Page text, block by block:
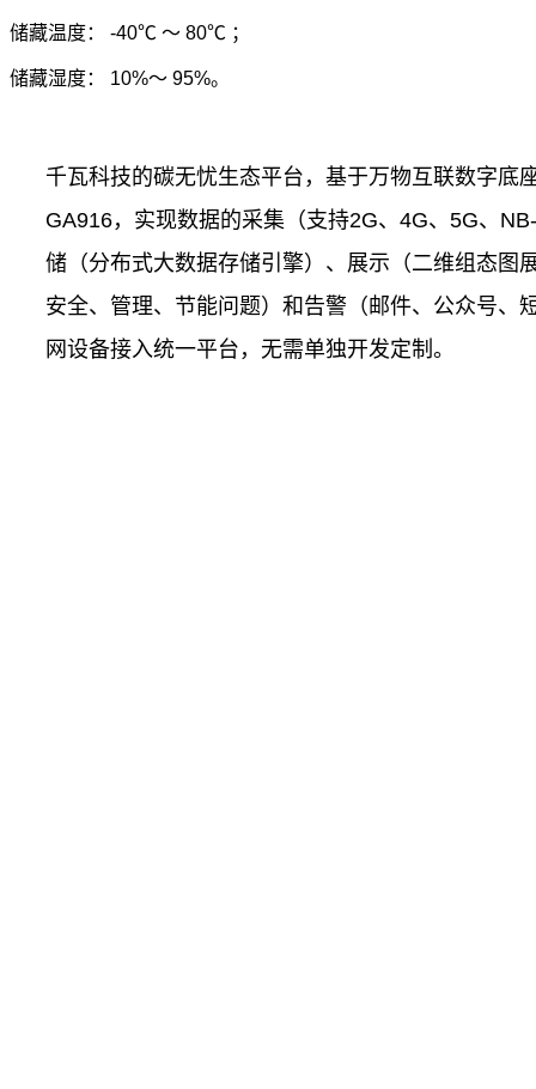
储藏温度： -40℃ ～ 80℃ ；
储藏湿度： 10%～ 95%。
千瓦科技的碳无忧生态平台，基于万物互联数字底
GA916，实现数据的采集（支持2G、4G、5G、
储（分布式大数据存储引擎）、展示（二维组态图
安全、管理、节能问题）和告警（邮件、公众号、
网设备接入统一平台，无需单独开发定制。